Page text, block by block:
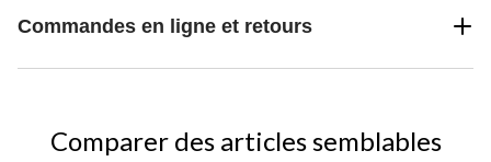
Commandes en ligne et retours
Comparer des articles semblables